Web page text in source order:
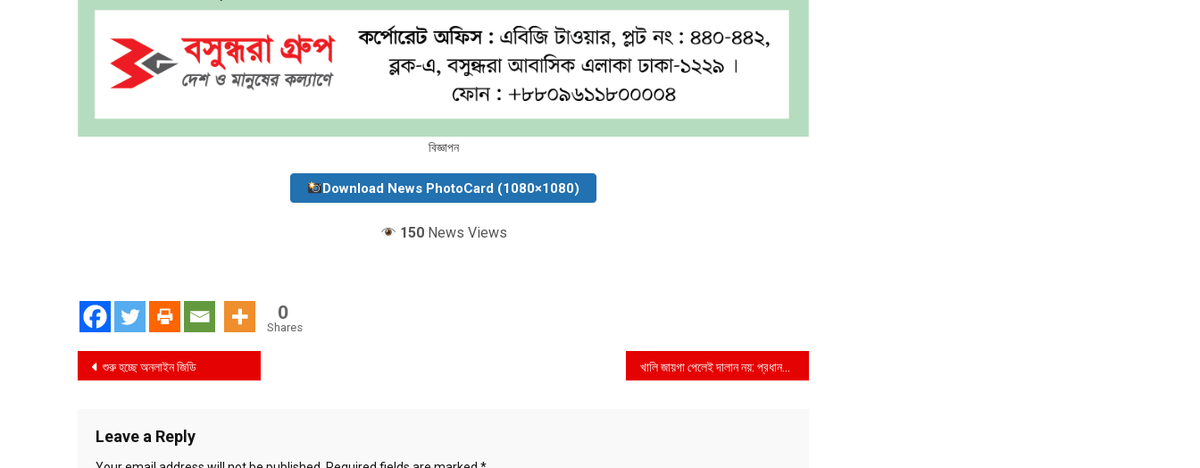
বিজ্ঞাপন
Download News PhotoCard (1080×1080)
150News Views
0
Shares
Post
শুরু হচ্ছে অনলাইন জিডি খালি জায়গা পেলেই দালান নয়: প্রধানমন্ত্রী
Leave a Reply